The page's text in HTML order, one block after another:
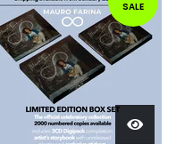
SALE